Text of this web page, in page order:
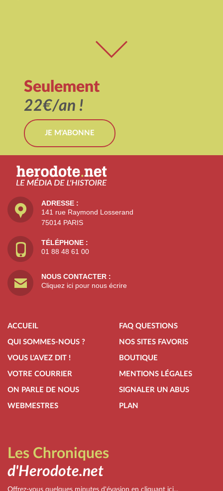
Seulement
22€/an !
JE M'ABONNE
ADRESSE :
141 rue Raymond Losserand
75014 PARIS
TÉLÉPHONE :
01 88 48 61 00
NOUS CONTACTER :
Cliquez ici pour nous écrire
ACCUEIL
QUI SOMMES-NOUS ?
VOUS L'AVEZ DIT !
VOTRE COURRIER
ON PARLE DE NOUS
WEBMESTRES
FAQ QUESTIONS
NOS SITES FAVORIS
BOUTIQUE
MENTIONS LÉGALES
SIGNALER UN ABUS
PLAN
Les Chroniques
d'Herodote.net
Offrez-vous quelques minutes d'évasion en cliquant ici...